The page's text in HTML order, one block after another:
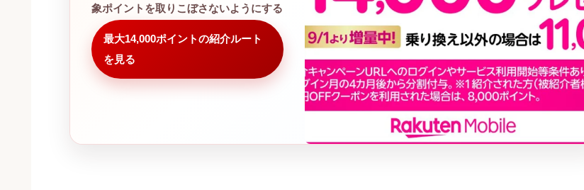
象ポイントを取りこぼさないようにする
最大14,000ポイントの紹介ルート
を見る